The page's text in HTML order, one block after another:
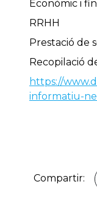
Econòmic i
RRHH
Prestació de
Recopilació
https://
informatiu-
Compartir: